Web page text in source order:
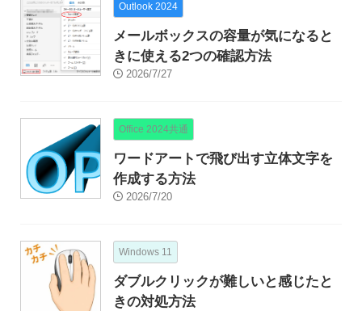
Outlook 2024
メールボックスの容量が気になると
きに使える2つの確認方法
2026/7/27
Office 2024共通
ワードアートで飛び出す立体文字を
作成する方法
2026/7/20
Windows 11
ダブルクリックが難しいと感じたと
きの対処方法